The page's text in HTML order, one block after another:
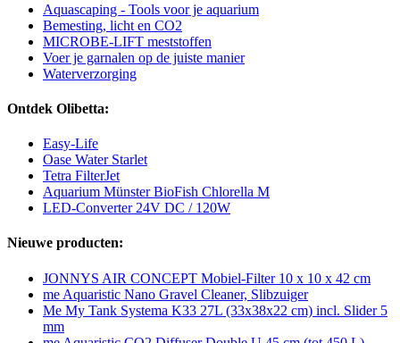
Aquascaping - Tools voor je aquarium
Bemesting, licht en CO2
MICROBE-LIFT meststoffen
Voer je garnalen op de juiste manier
Waterverzorging
Ontdek Olibetta:
Easy-Life
Oase Water Starlet
Tetra FilterJet
Aquarium Münster BioFish Chlorella M
LED-Converter 24V DC / 120W
Nieuwe producten:
JONNYS AIR CONCEPT Mobiel-Filter 10 x 10 x 42 cm
me Aquaristic Nano Gravel Cleaner, Slibzuiger
Me My Tank Systema K33 27L (33x38x22 cm) incl. Slider 5
mm